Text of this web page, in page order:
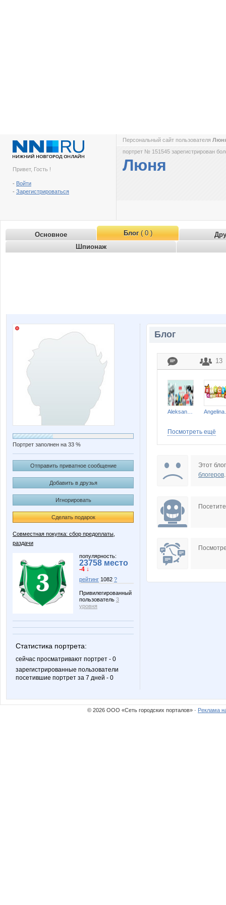
Привет, Гость !
- Войти
- Зарегистрироваться
Персональный сайт пользователя
портрет № 151545 зарегистрирован
Люня
Основное Блог( 0 )
Шпионаж
Портрет заполнен на 33 %
Отправить приватное сообщение
Добавить в друзья
Игнорировать
Сделать подарок
Совместная покупка: сбор предоплаты,
раздачи
популярность:
23758 место
-4 ↓
рейтинг 1082 ?
Привилегированный
пользователь 3
уровня
Статистика портрета:
сейчас просматривают портрет - 0
зарегистрированные пользователи
посетившие портрет за 7 дней - 0
Блог
13
Посмотреть ещё
Этот
блогеров.
© 2026 ООО «Сеть городских порталов» · Реклама